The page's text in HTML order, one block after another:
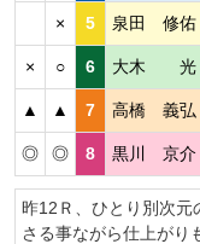
× 5 泉田 修佑
× ○ 6 大木 光
▲ ▲ 7 高橋 義弘
◎ ◎ 8 黒川 京介
昨12Ｒ、ひとり別次元
さる事ながら仕上がり